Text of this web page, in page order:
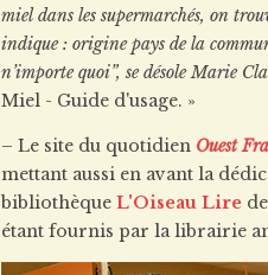
miel dans les supermarchés, on
indique : origine pays de la
n’importe quoi”, se désole Marie
Miel - Guide d'usage. »
– Le site du quotidien Ouest
mettant aussi en avant la
bibliothèque L'Oiseau Lire
étant fournis par la librairie